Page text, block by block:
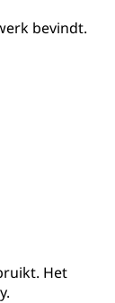
bevindt.
Het